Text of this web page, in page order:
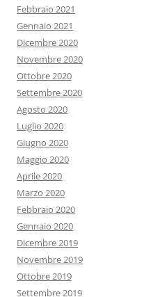
Febbraio 2021
Gennaio 2021
Dicembre 2020
Novembre 2020
Ottobre 2020
Settembre 2020
Agosto 2020
Luglio 2020
Giugno 2020
Maggio 2020
Aprile 2020
Marzo 2020
Febbraio 2020
Gennaio 2020
Dicembre 2019
Novembre 2019
Ottobre 2019
Settembre 2019